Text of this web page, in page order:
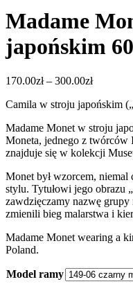
Madame
japońskim
170.00zł – 300.00złZakres
od
do
300.00zł
Camila w stroju japońskim
Madame Monet w stroju
Moneta, jednego z twórców
znajduje się w kolekcji
Monet był wzorcem, niemal
stylu. Tytułowi jego obrazu
zawdzięczamy nazwę
zmienili bieg malarstwa i
Madame Monet wearing a
Poland.
Model ramy